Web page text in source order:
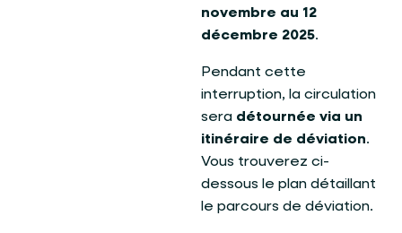
novembre au 12
décembre 2025.
Pendant cette
interruption, la circulation
sera détournée via un
itinéraire de déviation.
Vous trouverez ci-
dessous le plan détaillant
le parcours de déviation.